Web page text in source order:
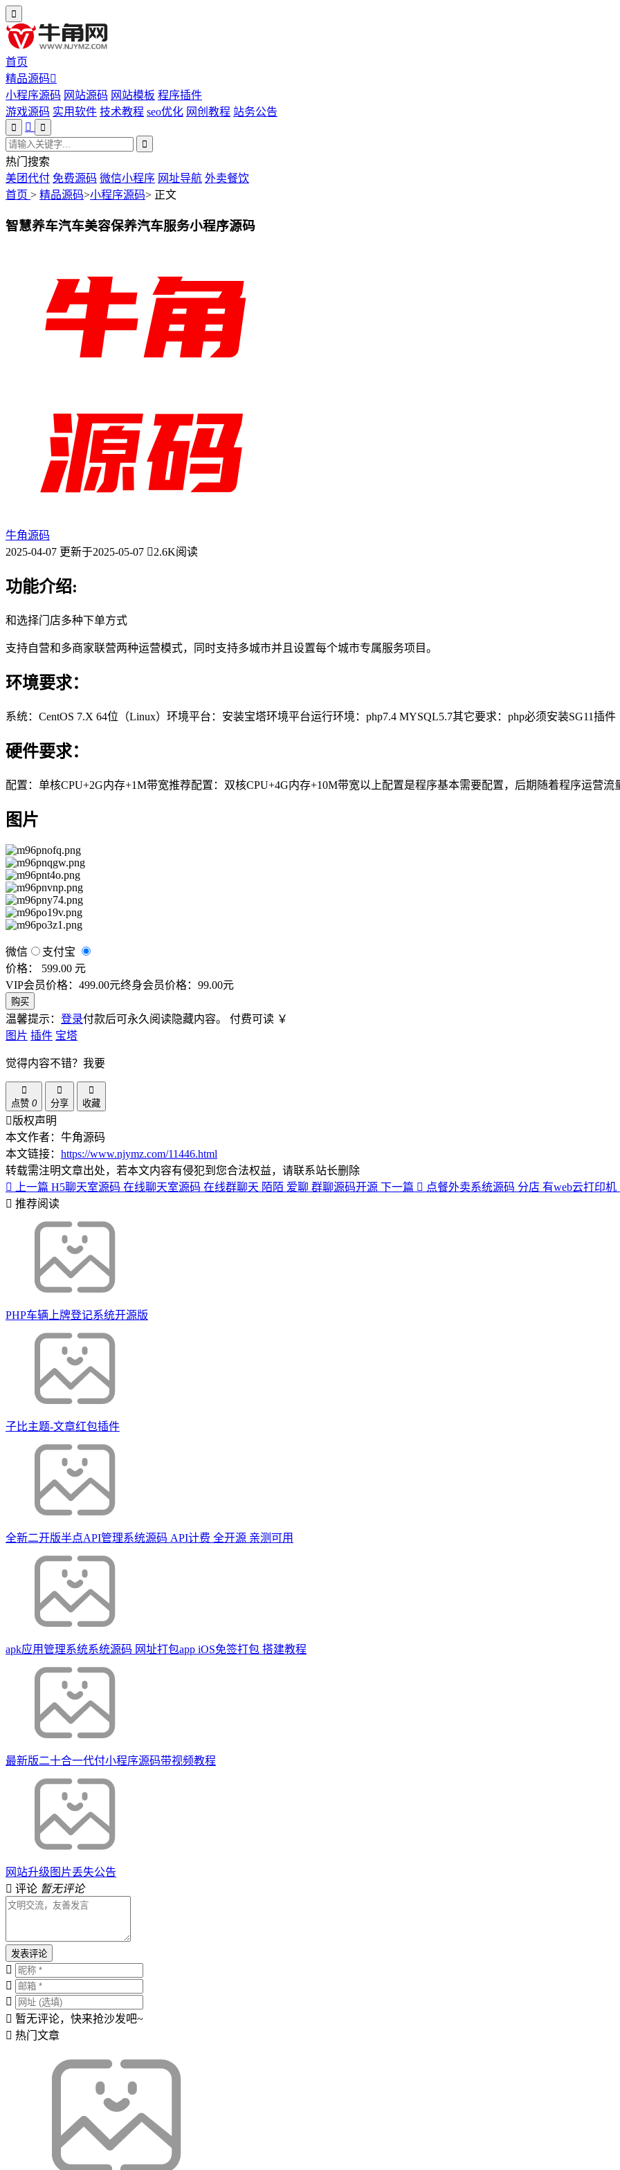
首页
精品源码
小程序源码 网站源码 网站模板 程序插件
游戏源码 实用软件 技术教程 seo优化 网创教程 站务公告
热门搜索
美团代付 免费源码 微信小程序 网址导航 外卖餐饮
首页 > 精品源码>小程序源码> 正文
智慧养车汽车美容保养汽车服务小程序源码
牛角源码
2025-04-07 更新于2025-05-07 2.6K阅读
功能介绍:
和选择门店多种下单方式
支持自营和多商家联营两种运营模式，同时支持多城市并且设置每个城市专属服务项目。
环境要求：
系统：CentOS 7.X 64位（Linux）环境平台：安装宝塔环境平台运行环境：php7.4 MYSQL5.7其它要求：php必须安装SG11插件
硬件要求：
配置：单核CPU+2G内存+1M带宽推荐配置：双核CPU+4G内存+10M带宽以上配置是程序基本需要配置，后期随着程序运营
图片
微信
支付宝
价格： 599.00 元
VIP会员价格：499.00元终身会员价格：99.00元
购买
温馨提示： 登录付款后可永久阅读隐藏内容。 付费可读 ￥
图片 插件 宝塔
觉得内容不错？我要
点赞 0 分享 收藏
版权声明
本文作者：牛角源码
本文链接： https://www.njymz.com/11446.html
转载需注明文章出处，若本文内容有侵犯到您合法权益，请联系站长删除
上一篇 H5聊天室源码 在线聊天室源码 在线群聊天 陌陌 爱聊 群聊源码开源 下一篇
点餐外卖系统源码 分店 有web云打印
推荐阅读
PHP车辆上牌登记系统开源版
子比主题-文章红包插件
全新二开版半点API管理系统源码 API计费 全开源 亲测可用
apk应用管理系统系统源码 网址打包app iOS免签打包 搭建教程
最新版二十合一代付小程序源码带视频教程
网站升级图片丢失公告
评论 暂无评论
发表评论
暂无评论，快来抢沙发吧~
热门文章